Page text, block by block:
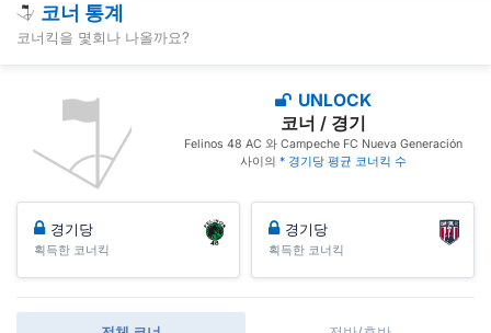
코너 통계
코너킥을 몇회나 나올까요?
UNLOCK
코너 / 경기
Felinos 48 AC 와 Campeche FC Nueva Generación
사이의* 경기당 평균 코너킥 수
경기당
획득한 코너킥
경기당
획득한 코너킥